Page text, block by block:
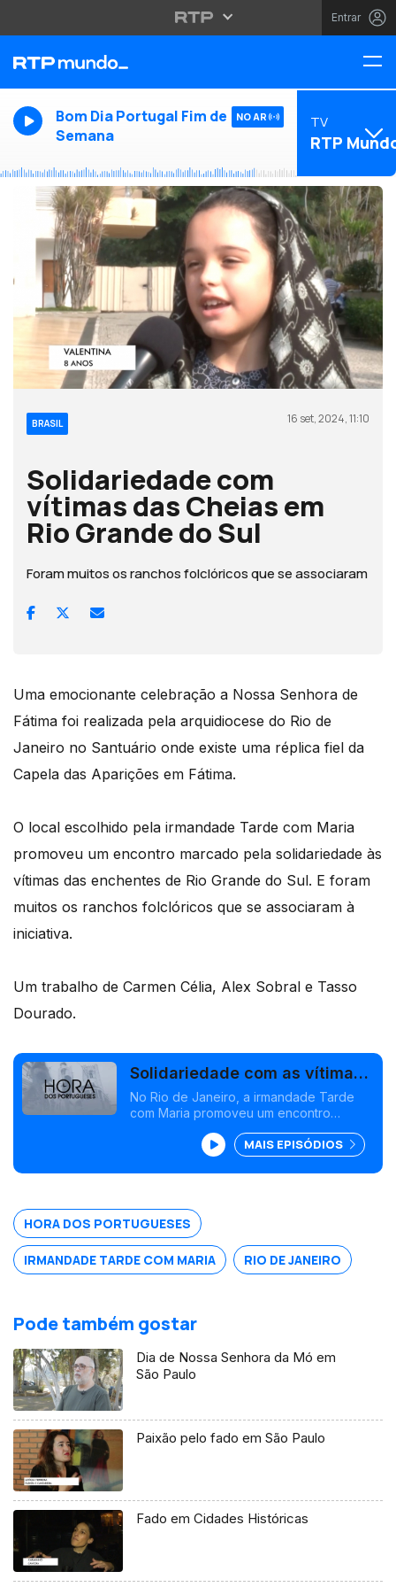
Entrar
Bom Dia Portugal Fim de
Semana
NO AR TV
RTP
BRASIL 16 set, 2024, 11:10
Solidariedade com
vítimas das Cheias em
Rio Grande do Sul
Foram muitos os ranchos folclóricos que se associaram
Uma emocionante celebração a Nossa Senhora de
Fátima foi realizada pela arquidiocese do Rio de
Janeiro no Santuário onde existe uma réplica fiel da
Capela das Aparições em Fátima.
O local escolhido pela irmandade Tarde com Maria
promoveu um encontro marcado pela solidariedade às
vítimas das enchentes de Rio Grande do Sul. E foram
muitos os ranchos folclóricos que se associaram à
iniciativa.
Um trabalho de Carmen Célia, Alex Sobral e Tasso
Dourado.
Solidariedade com as vítimas
das cheias no Rio Grande do
Sul
No Rio de Janeiro, a irmandade Tarde
com Maria promoveu um encontro
com as vítimas das cheios no Rio Grande
do Sul. Foram muitos os ranchos
folclóricos que se associaram à iniciativa.
MAIS EPISÓDIOS
HORA DOS PORTUGUESES
IRMANDADE TARDE COM MARIA RIO DE JANEIRO
Pode também gostar
Dia de Nossa Senhora da Mó em
São Paulo
Paixão pelo fado em São Paulo
Fado em Cidades Históricas